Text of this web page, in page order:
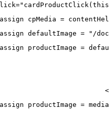
cpMedia =
defaultImage = "/
productImage =
productImage =